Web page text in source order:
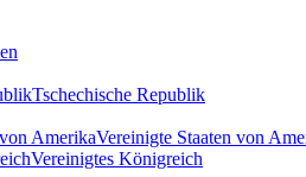
Tschechische Republik
Vereinigte Staaten von
Vereinigtes Königreich